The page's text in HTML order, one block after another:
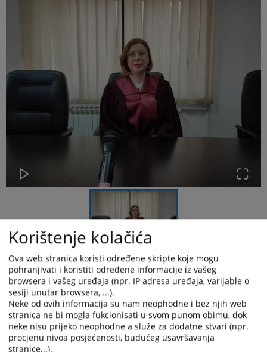
Dobrodošli na službenu stranicu Kantonalnog suda u Odžaku!
Ova stranica je osmišljena kako bi svim posjetiteljima pružila jednostavan pristup
informacijama vezanim uz rad našeg suda.
Na web stranici možete pronaći objave o godišnjim izvještajima o radu, podatke o
unutranjem ustrojstvu, statističke podatke, podatke o javnim nabavama,
Korištenje kolačića
Ova web stranica koristi određene skripte koje mogu
pohranjivati i koristiti određene informacije iz vašeg
browsera i vašeg uređaja (npr. IP adresa uređaja, varijable o
sesiji unutar browsera, ...).
Neke od ovih informacija su nam neophodne i bez njih web
stranica ne bi mogla fukcionisati u svom punom obimu, dok
neke nisu prijeko neophodne a služe za dodatne stvari (npr.
procjenu nivoa posjećenosti, budućeg usavršavanja
stranice...).